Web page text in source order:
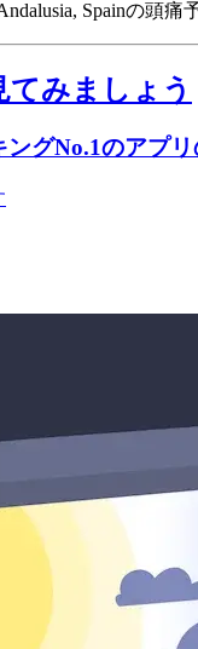
Spainの頭
みましょう
グNo.1のアプ